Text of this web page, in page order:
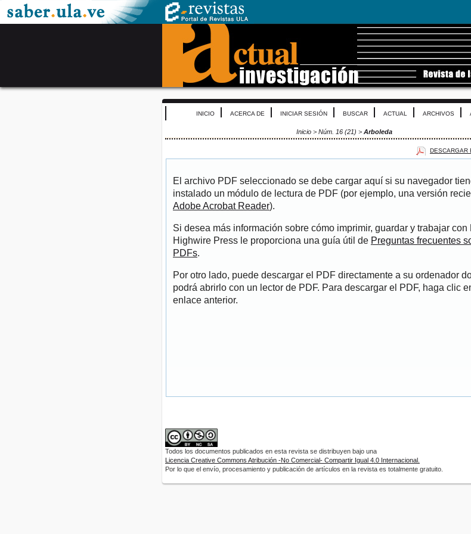
INICIO ACERCA DE INICIAR SESIÓN BUSCAR ACTUAL ARCHIVOS
Inicio> Núm. 16 (21) > Arboleda
DESCARGAR
El archivo PDF seleccionado se debe cargar aquí si su navegador
instalado un módulo de lectura de PDF (por ejemplo, una versión
Adobe Acrobat Reader).
Si desea más información sobre cómo imprimir, guardar y trabajar con
Highwire Press le proporciona una guía útil de Preguntas frecuentes
PDFs.
Por otro lado, puede descargar el PDF directamente a su ordenador
podrá abrirlo con un lector de PDF. Para descargar el PDF, haga clic
enlace anterior.
Todos los documentos publicados en esta revista se distribuyen bajo una
Licencia Creative Commons Atribución -No Comercial- Compartir Igual 4.0 Internacional.
Por lo que el envío, procesamiento y publicación de artículos en la revista es totalmente gratuito.